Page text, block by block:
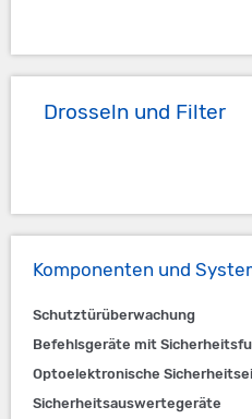
Drosseln und Filter
Komponenten und
Schutztürüberwachung
Befehlsgeräte mit
Optoelektronische
Sicherheitsauswertegeräte